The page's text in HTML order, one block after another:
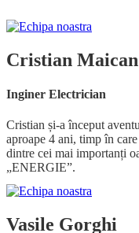
Cristian Maican
Inginer Electrician
Cristian și-a început
aproape 4 ani, timp în
dintre cei mai importanți
„ENERGIE”.
Vasile Gorghi